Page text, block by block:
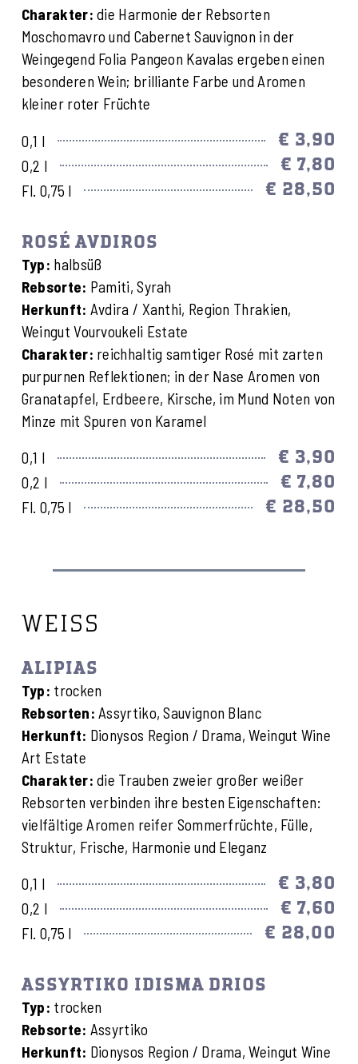
Charakter: die Harmonie der Rebsorten
Moschomavro und Cabernet Sauvignon in der
Weingegend Folia Pangeon Kavalas ergeben einen
besonderen Wein; brilliante Farbe und Aromen
kleiner roter Früchte
0,1 l
€ 3,90
0,2 l
€ 7,80
Fl. 0,75 l
€ 28,50
ROSÉ AVDIROS
Typ: halbsüß
Rebsorte: Pamiti, Syrah
Herkunft: Avdira / Xanthi, Region Thrakien,
Weingut Vourvoukeli Estate
Charakter: reichhaltig samtiger Rosé mit zarten
purpurnen Reflektionen; in der Nase Aromen von
Granatapfel, Erdbeere, Kirsche, im Mund Noten von
Minze mit Spuren von Karamel
0,1 l
€ 3,90
0,2 l
€ 7,80
Fl. 0,75 l
€ 28,50
WEISS
ALIPIAS
Typ: trocken
Rebsorten: Assyrtiko, Sauvignon Blanc
Herkunft: Dionysos Region / Drama, Weingut Wine
Art Estate
Charakter: die Trauben zweier großer weißer
Rebsorten verbinden ihre besten Eigenschaften:
vielfältige Aromen reifer Sommerfrüchte, Fülle,
Struktur, Frische, Harmonie und Eleganz
0,1 l
€ 3,80
0,2 l
€ 7,60
Fl. 0,75 l
€ 28,00
ASSYRTIKO IDISMA DRIOS
Typ: trocken
Rebsorte: Assyrtiko
Herkunft: Dionysos Region / Drama, Weingut Wine